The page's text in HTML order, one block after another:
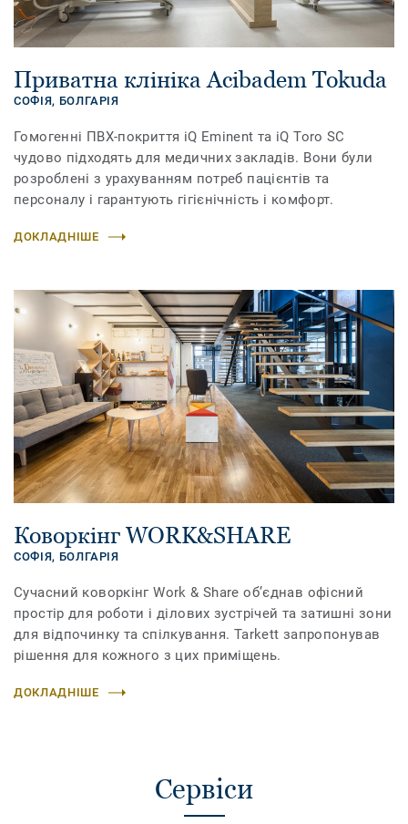
Приватна клініка Acibadem Tokuda
СОФІЯ, БОЛГАРІЯ
Гомогенні ПВХ-покриття iQ Eminent та iQ Toro SC
чудово підходять для медичних закладів. Вони були
розроблені з урахуванням потреб пацієнтів та
персоналу і гарантують гігієнічність і комфорт.
ДОКЛАДНІШЕ
Коворкінг WORK&SHARE
СОФІЯ, БОЛГАРІЯ
Сучасний коворкінг Work & Sharе об’єднав офісний
простір для роботи і ділових зустрічей та затишні зони
для відпочинку та спілкування. Tarkett запропонував
рішення для кожного з цих приміщень.
ДОКЛАДНІШЕ
Сервіси